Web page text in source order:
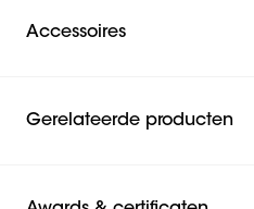
Accessoires
Gerelateerde producten